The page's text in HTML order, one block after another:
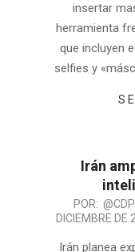
insertar
herramienta
que incluyen
selfies y
Irán
POR:
DICIEMBRE DE
Irán planea